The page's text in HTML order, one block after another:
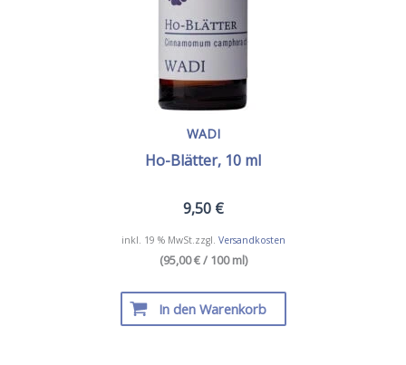
WADI
Ho-Blätter, 10 ml
9,50 €
inkl. 19 % MwSt.zzgl. Versandkosten
(95,00 € / 100 ml)
In den Warenkorb